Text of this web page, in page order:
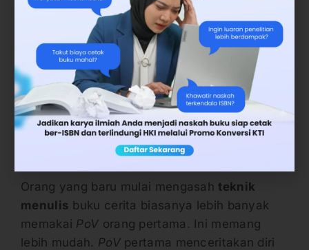
Contoh tulisanPoVorang kedua:
(Ernest Hemingway),
How To Become Writer
(Lorrie More).
Sampai sejauh ini saya belum pernah
membacaPoVorang kedua produksi
Indonesia.
Lantas Mana yang Saya Pilih?
Orang yang baru mulai mengasahteknik
menulis buku cerita biasanya lebih banyak
memakai PoV orang pertama. Ini memang
lebih mudah. PoVpertama menceritakan diri